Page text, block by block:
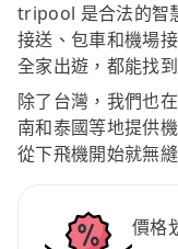
tripool 是合法的智
接送、包車和機場
全家出遊，都能找
除了台灣，我們也
南和泰國等地提供
從下飛機開始就無
價格